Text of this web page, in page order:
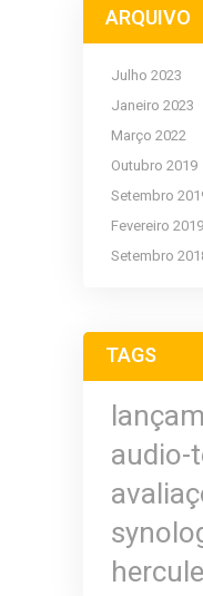
ARQUIVO
Julho 2023
Janeiro 2023
Março 2022
Outubro 2019
Setembro
Fevereiro 2019
Setembro
TAGS
audio-